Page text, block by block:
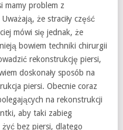
mamy problem z
że straciły część
mówi się jednak, że
bowiem techniki chirurgii
rekonstrukcję piersi,
doskonały sposób na
piersi. Obecnie coraz
na rekonstrukcji
aby taki zabieg
bez piersi, dlatego